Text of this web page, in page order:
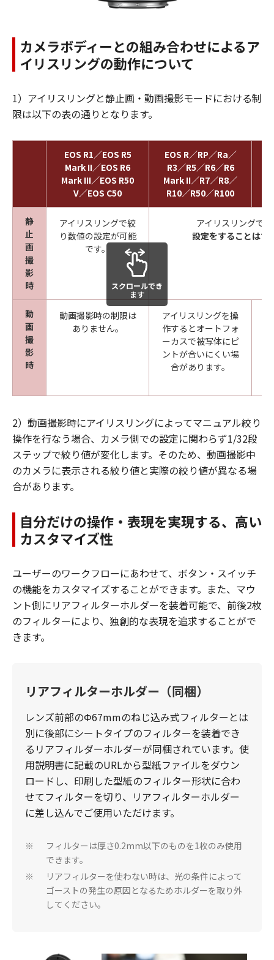
カメラボディーとの組み合わせによるア
イリスリングの動作について
1）アイリスリングと静止画・動画撮影モードにおける制
限は以下の表の通りとなります。
EOS R1／EOS R5
Mark II／EOS R6
Mark III／EOS R50
V／EOS C50
EOS R／RP／Ra／
R3／R5／R6／R6
Mark II／R7／R8／
R10／R50／R100
静
止
画
撮
影
時
アイリスリングで絞
り数値の設定が可能
です。
アイリスリングで
設定をすることはで
動
画
撮
影
時
動画撮影時の制限は
ありません。
アイリスリングを操
作するとオートフォ
ーカスで被写体にピ
ントが合いにくい場
合があります。
スクロールでき
ます
2）動画撮影時にアイリスリングによってマニュアル絞り
操作を行なう場合、カメラ側での設定に関わらず1/32段
ステップで絞り値が変化します。そのため、動画撮影中
のカメラに表示される絞り値と実際の絞り値が異なる場
合があります。
自分だけの操作・表現を実現する、高い
カスタマイズ性
ユーザーのワークフローにあわせて、ボタン・スイッチ
の機能をカスタマイズすることができます。また、マウ
ント側にリアフィルターホルダーを装着可能で、前後2枚
のフィルターにより、独創的な表現を追求することがで
きます。
リアフィルターホルダー（同梱）
レンズ前部のΦ67mmのねじ込み式フィルターとは
別に後部にシートタイプのフィルターを装着でき
るリアフィルダーホルダーが同梱されています。使
用説明書に記載のURLから型紙ファイルをダウン
ロードし、印刷した型紙のフィルター形状に合わ
せてフィルターを切り、リアフィルターホルダー
に差し込んでご使用いただけます。
※
フィルターは厚さ0.2mm以下のものを1枚のみ使用
できます。
※
リアフィルターを使わない時は、光の条件によって
ゴーストの発生の原因となるためホルダーを取り外
してください。